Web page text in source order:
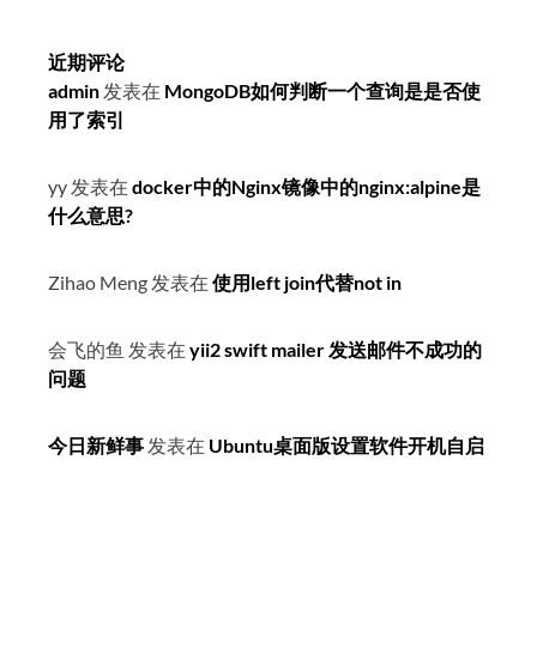
近期评论
admin 发表在 MongoDB如何判断一个查询是是否使
用了索引
yy 发表在 docker中的Nginx镜像中的nginx:alpine是
什么意思?
Zihao Meng 发表在 使用left join代替not in
会飞的鱼 发表在 yii2 swift mailer 发送邮件不成功的
问题
今日新鲜事 发表在 Ubuntu桌面版设置软件开机自启